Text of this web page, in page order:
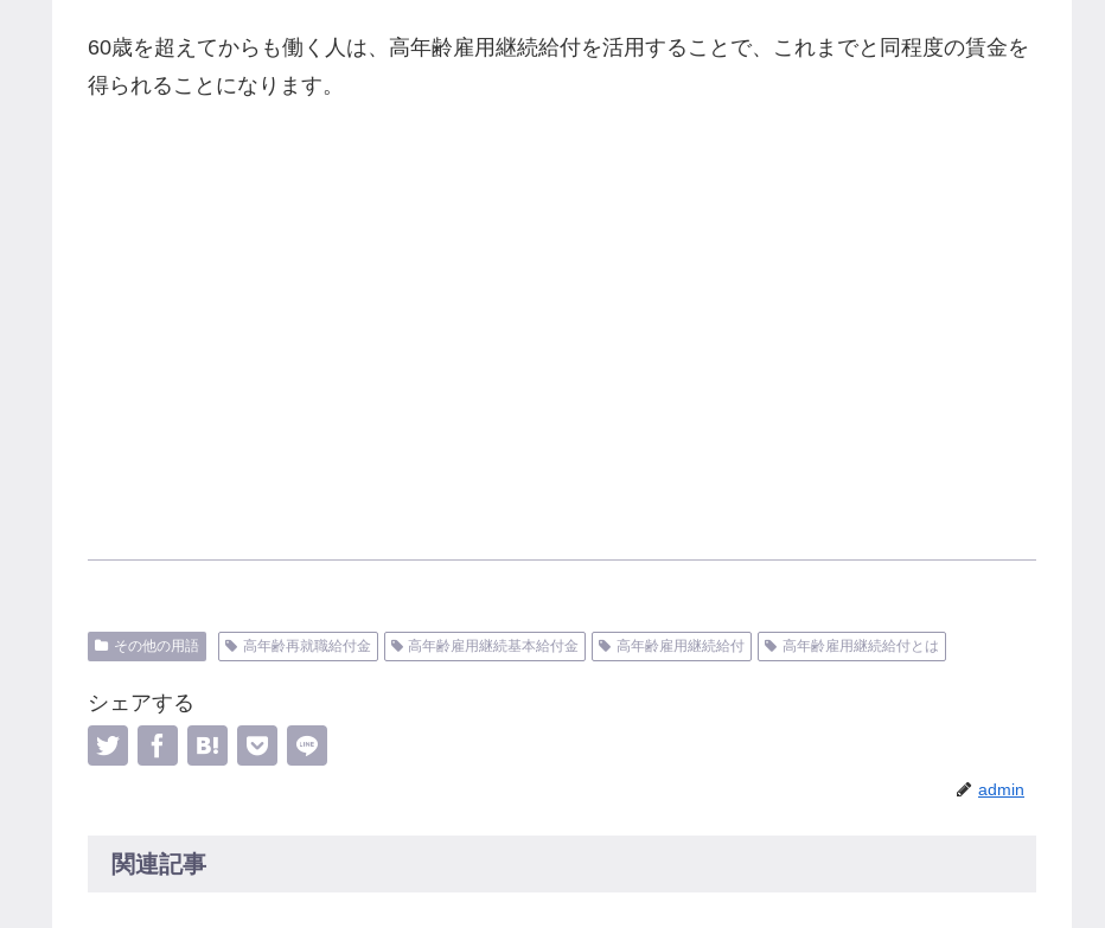
60歳を超えてからも働く人は、高年齢雇用継続給付を活用することで、これまでと同程度の賃金を
得られることになります。
その他の用語 高年齢再就職給付金 高年齢雇用継続基本給付金 高年齢雇用継続給付 高年齢雇用継続給付とは
シェアする
admin
関連記事